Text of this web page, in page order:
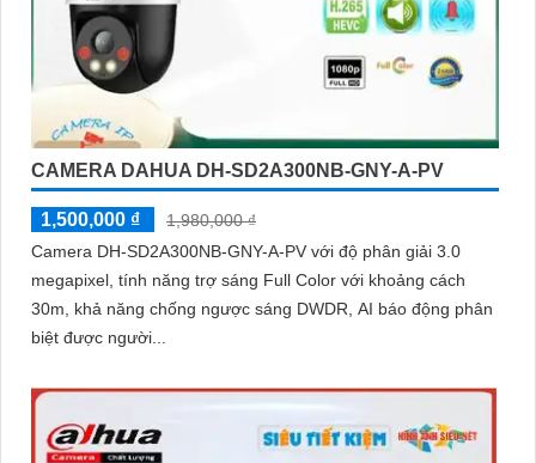
CAMERA DAHUA DH-SD2A300NB-GNY-A-PV
1,500,000 ₫
1,980,000 ₫
Camera DH-SD2A300NB-GNY-A-PV với độ phân giải 3.0
megapixel, tính năng trợ sáng Full Color với khoảng cách
30m, khả năng chống ngược sáng DWDR, AI báo động phân
biệt được người...